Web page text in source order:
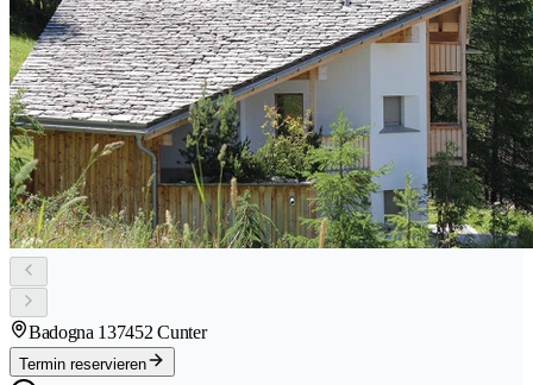
Badogna 137452 Cunter
Termin reservieren